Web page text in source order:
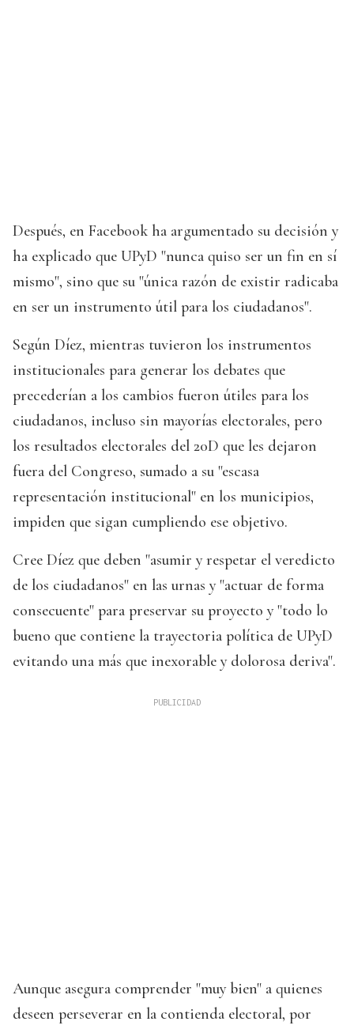
Después, en Facebook ha argumentado su decisión y
ha explicado que UPyD "nunca quiso ser un fin en sí
mismo", sino que su "única razón de existir radicaba
en ser un instrumento útil para los ciudadanos".
Según Díez, mientras tuvieron los instrumentos
institucionales para generar los debates que
precederían a los cambios fueron útiles para los
ciudadanos, incluso sin mayorías electorales, pero
los resultados electorales del 20D que les dejaron
fuera del Congreso, sumado a su "escasa
representación institucional" en los municipios,
impiden que sigan cumpliendo ese objetivo.
Cree Díez que deben "asumir y respetar el veredicto
de los ciudadanos" en las urnas y "actuar de forma
consecuente" para preservar su proyecto y "todo lo
bueno que contiene la trayectoria política de UPyD
evitando una más que inexorable y dolorosa deriva".
Aunque asegura comprender "muy bien" a quienes
deseen perseverar en la contienda electoral, por